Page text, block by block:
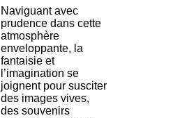
Naviguant avec
prudence dans cette
atmosphère
enveloppante, la
fantaisie et
l’imagination se
joignent pour susciter
des images vives,
des souvenirs